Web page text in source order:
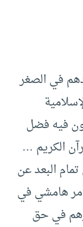
في الصغر
فيه فضل
الكريم …
البعد عن
هامشي في
في حق